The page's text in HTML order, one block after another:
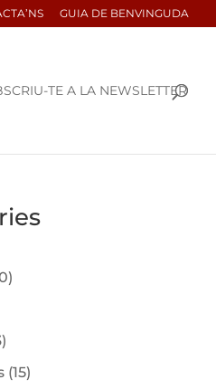
GUIA DE BENVINGUDA
TE A LA NEWSLETTER
(15)